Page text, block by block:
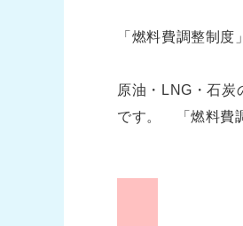
「燃料費調整制度
原油・LNG・石炭
です。 「燃料費